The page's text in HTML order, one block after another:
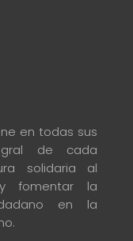
en todas sus
de cada
solidaria al
fomentar la
en la
.